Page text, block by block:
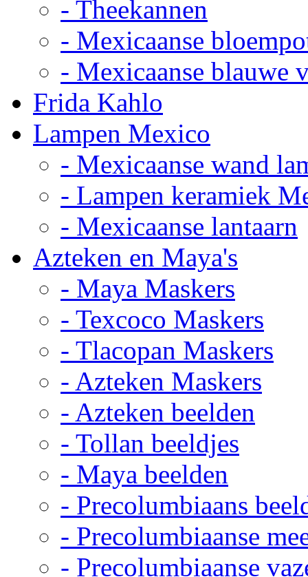
- Theekannen
- Mexicaanse
- Mexicaanse blauwe
Frida Kahlo
Lampen Mexico
- Mexicaanse wand
- Lampen keramiek
- Mexicaanse lantaarn
Azteken en Maya's
- Maya Maskers
- Texcoco Maskers
- Tlacopan Maskers
- Azteken Maskers
- Azteken beelden
- Tollan beeldjes
- Maya beelden
- Precolumbiaans
- Precolumbiaanse
- Precolumbiaanse